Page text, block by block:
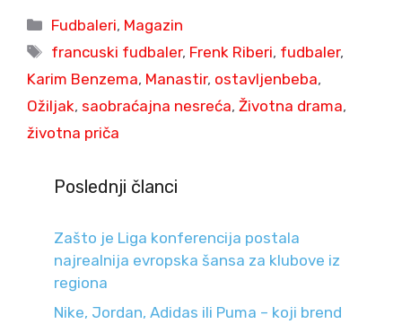
Categories
Fudbaleri, Magazin
Tags
francuski fudbaler, Frenk Riberi, fudbaler,
Karim Benzema, Manastir, ostavljenbeba,
Ožiljak, saobraćajna nesreća, Životna drama,
životna priča
Poslednji članci
Zašto je Liga konferencija postala
najrealnija evropska šansa za klubove iz
regiona
Nike, Jordan, Adidas ili Puma – koji brend